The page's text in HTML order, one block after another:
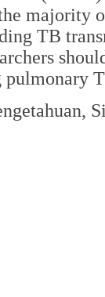
majority
TB